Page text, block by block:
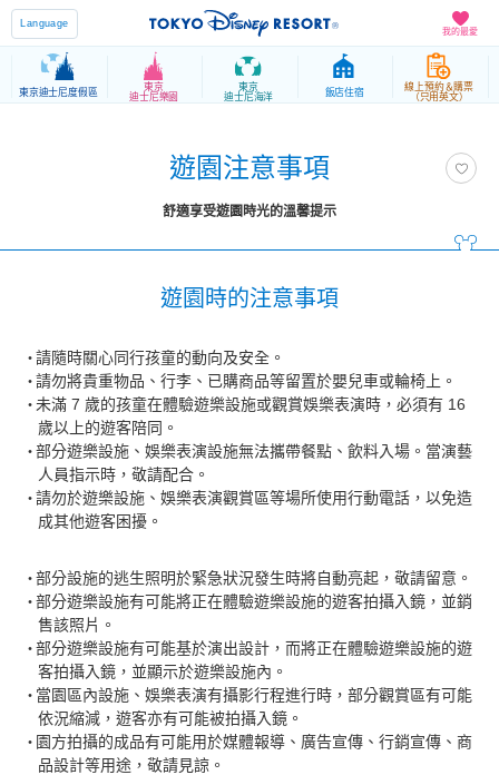
我的最愛
Language
東京迪士尼度假區
東京
迪士尼樂園
東京
迪士尼海洋
飯店住宿
線上預約＆購票
（只用英文）
遊園注意事項
舒適享受遊園時光的溫馨提示
遊園時的注意事項
請隨時關心同行孩童的動向及安全。
請勿將貴重物品、行李、已購商品等留置於嬰兒車或輪椅上。
未滿 7 歲的孩童在體驗遊樂設施或觀賞娛樂表演時，必須有 16
歲以上的遊客陪同。
部分遊樂設施、娛樂表演設施無法攜帶餐點、飲料入場。當演藝
人員指示時，敬請配合。
請勿於遊樂設施、娛樂表演觀賞區等場所使用行動電話，以免造
成其他遊客困擾。
部分設施的逃生照明於緊急狀況發生時將自動亮起，敬請留意。
部分遊樂設施有可能將正在體驗遊樂設施的遊客拍攝入鏡，並銷
售該照片。
部分遊樂設施有可能基於演出設計，而將正在體驗遊樂設施的遊
客拍攝入鏡，並顯示於遊樂設施內。
當園區內設施、娛樂表演有攝影行程進行時，部分觀賞區有可能
依況縮減，遊客亦有可能被拍攝入鏡。
園方拍攝的成品有可能用於媒體報導、廣告宣傳、行銷宣傳、商
品設計等用途，敬請見諒。